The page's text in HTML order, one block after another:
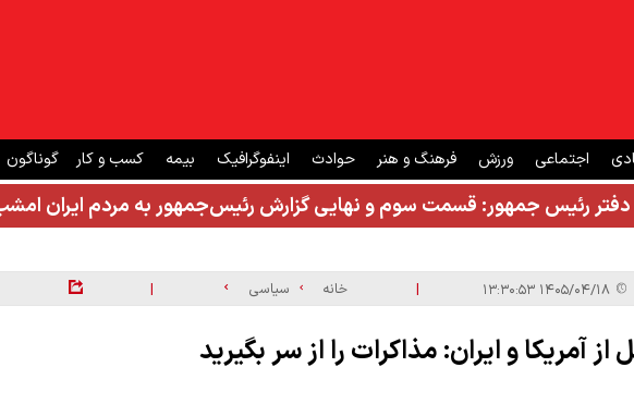
اجتماعی ورزش فرهنگ و هنر حوادث اینفوگرافیک بیمه کسب و کار گوناگون
دفتر رئیس جمهور: قسمت سوم و نهایی گزارش رئیس‌جمهور به مردم ایران
| خانه سیاسی |
آمریکا و ایران: مذاکرات را از سر بگیرید